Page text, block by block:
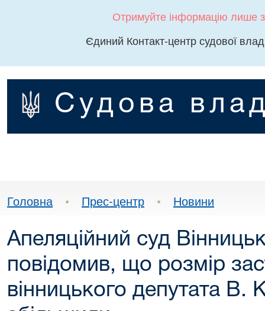
Отримуйте інформацію лише
Єдиний Контакт-центр судової
Судова
Головна • Прес-центр • Новини
Апеляційний суд
повідомив, що розмір
вінницького депутата В.